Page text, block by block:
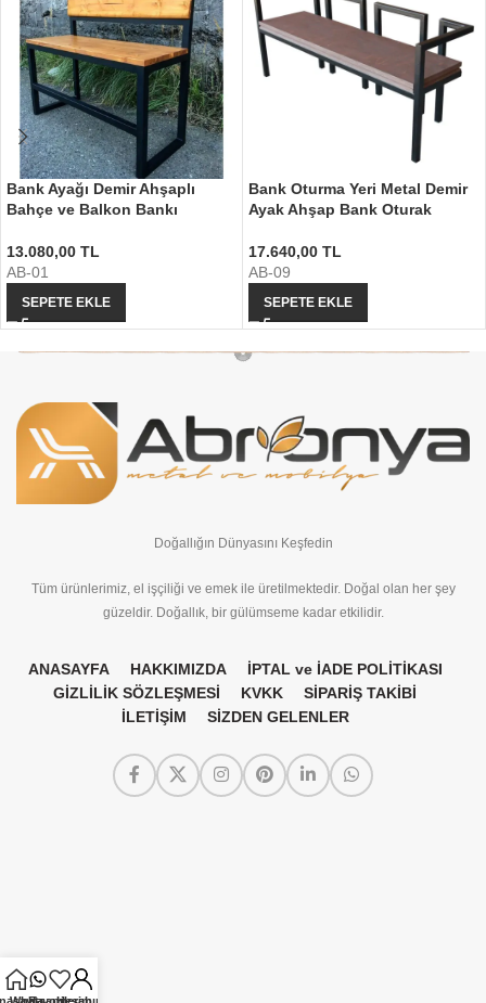
Bank Ayağı Demir Ahşaplı
Bahçe ve Balkon Bankı
13.080,00 TL
AB-01
SEPETE EKLE
Bank Oturma Yeri Metal Demir
Ayak Ahşap Bank Oturak
17.640,00 TL
AB-09
SEPETE EKLE
Doğallığın Dünyasını Keşfedin
Tüm ürünlerimiz, el işçiliği ve emek ile üretilmektedir. Doğal olan her şey
güzeldir. Doğallık, bir gülümseme kadar etkilidir.
ANASAYFA HAKKIMIZDA
İPTAL ve İADE POLİTİKASI
GİZLİLİK SÖZLEŞMESİ
KVKK
SİPARİŞ TAKİBİ
İLETİŞİM
SİZDEN GELENLER